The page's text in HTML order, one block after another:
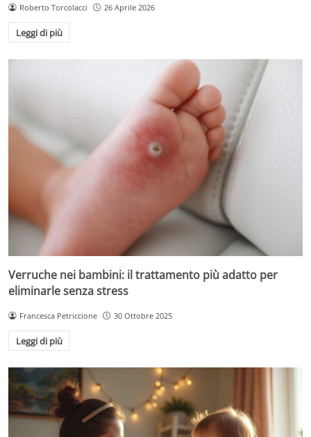
Roberto Torcolacci 26 Aprile 2026
Leggi di più
Verruche nei bambini: il trattamento più adatto per
eliminarle senza stress
Francesca Petriccione 30 Ottobre 2025
Leggi di più